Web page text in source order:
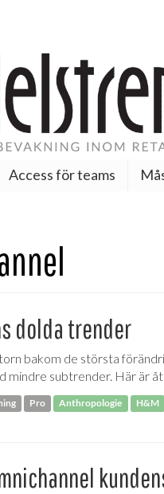
Access för teams
dolda trender
bakom de största
mindre subtrender. Här är
Pro Anthropologie H&M